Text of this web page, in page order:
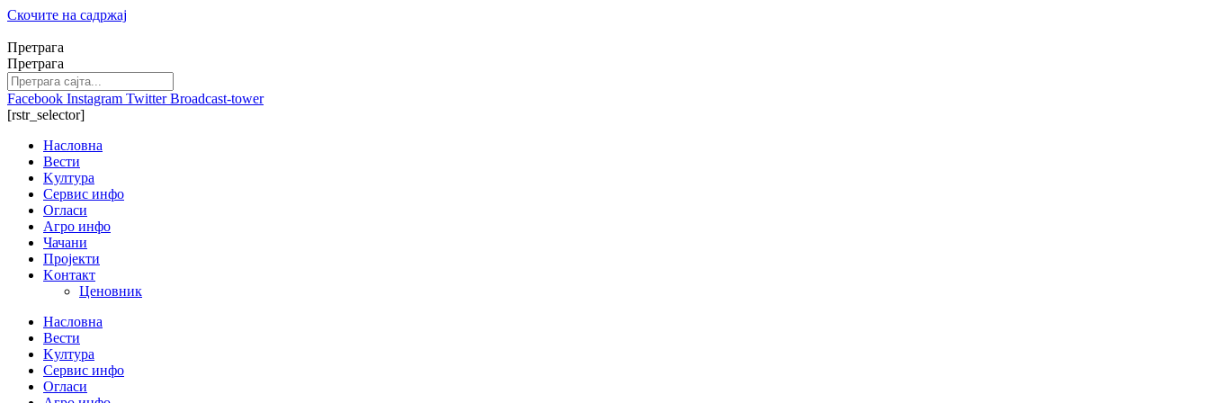
Скочите на садржај
Претрага
Претрага
Facebook Instagram Twitter Broadcast-tower
[rstr_selector]
Насловна
Вести
Kултура
Сервис инфо
Огласи
Агро инфо
Чачани
Пројекти
Kонтакт
Ценовник
Насловна
Вести
Kултура
Сервис инфо
Огласи